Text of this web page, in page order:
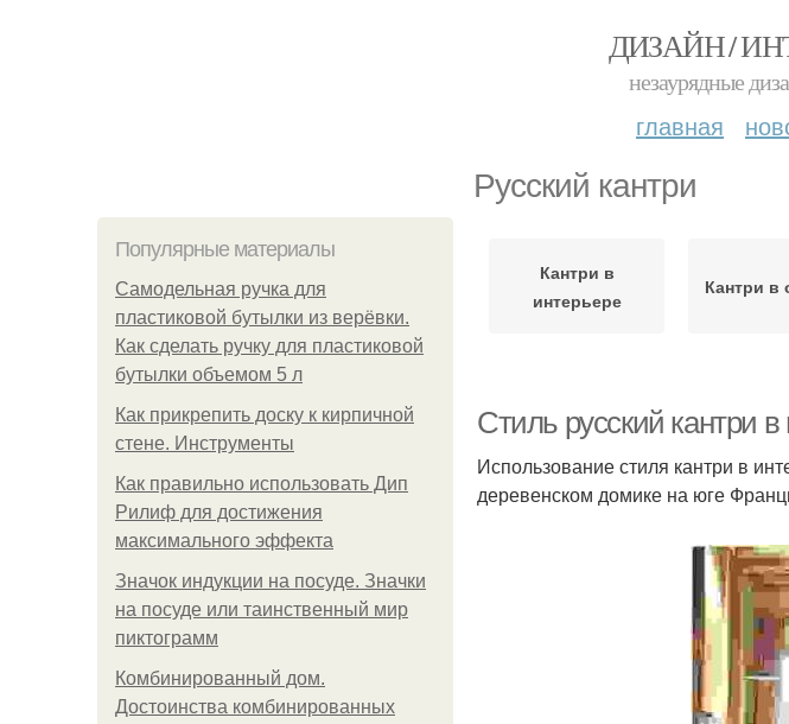
ДИЗАЙН /
незаурядные
главная
Русский кантри
Популярные материалы
Самодельная ручка для
пластиковой бутылки из верёвки.
Как сделать ручку для пластиковой
бутылки объемом 5 л
Как прикрепить доску к кирпичной
стене. Инструменты
Как правильно использовать Дип
Рилиф для достижения
максимального эффекта
Значок индукции на посуде. Значки
на посуде или таинственный мир
пиктограмм
Комбинированный дом.
Достоинства комбинированных
Кантри в
интерьере
Кантри в
Стиль русский кантри
Использование стиля кантри в
деревенском домике на юге